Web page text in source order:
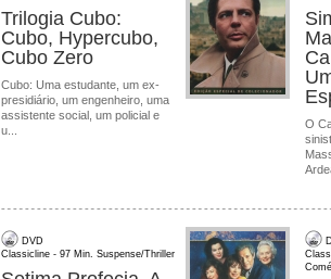
Trilogia Cubo:
Cubo, Hypercubo,
Cubo Zero
Cubo: Uma estudante, um ex-
presidiário, um engenheiro, uma
assistente social, um policial e
u...
O
DVD
Classicline - 97 Min. Suspense/Thriller